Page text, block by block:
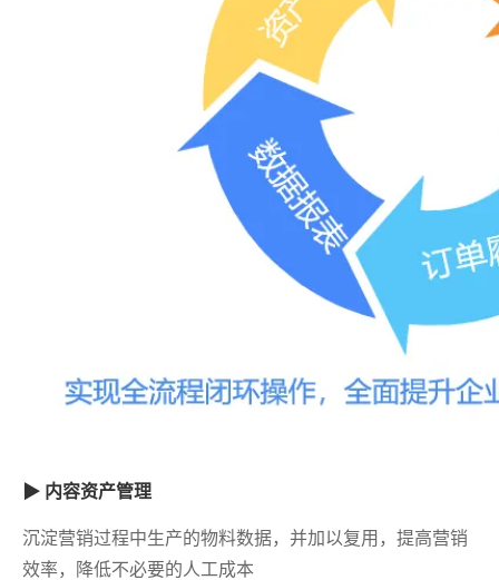
▶ 内容资产管理
沉淀营销过程中生产的物料数据，并加以复用，提高营销
效率，降低不必要的人工成本